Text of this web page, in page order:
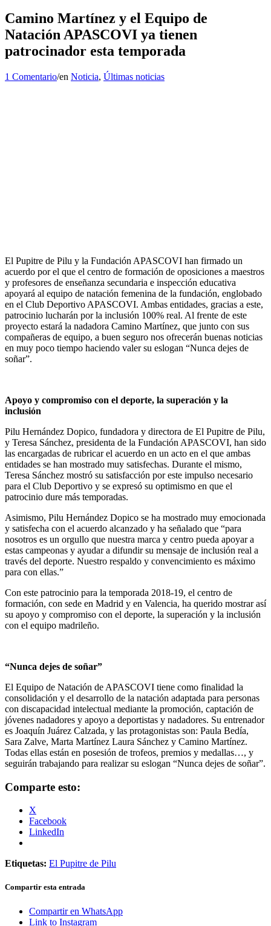
Camino Martínez y el Equipo de
Natación APASCOVI ya tienen
patrocinador esta temporada
1 Comentario/en Noticia, Últimas noticias
El Pupitre de Pilu y la Fundación APASCOVI han firmado un
acuerdo por el que el centro de formación de oposiciones a maestros
y profesores de enseñanza secundaria e inspección educativa
apoyará al equipo de natación femenina de la fundación, englobado
en el Club Deportivo APASCOVI. Ambas entidades, gracias a este,
patrocinio lucharán por la inclusión 100% real. Al frente de este
proyecto estará la nadadora Camino Martínez, que junto con sus
compañeras de equipo, a buen seguro nos ofrecerán buenas noticias
en muy poco tiempo haciendo valer su eslogan “Nunca dejes de
soñar”.
Apoyo y compromiso con el deporte, la superación y la
inclusión
Pilu Hernández Dopico, fundadora y directora de El Pupitre de Pilu,
y Teresa Sánchez, presidenta de la Fundación APASCOVI, han sido
las encargadas de rubricar el acuerdo en un acto en el que ambas
entidades se han mostrado muy satisfechas. Durante el mismo,
Teresa Sánchez mostró su satisfacción por este impulso necesario
para el Club Deportivo y se expresó su optimismo en que el
patrocinio dure más temporadas.
Asimismo, Pilu Hernández Dopico se ha mostrado muy emocionada
y satisfecha con el acuerdo alcanzado y ha señalado que “para
nosotros es un orgullo que nuestra marca y centro pueda apoyar a
estas campeonas y ayudar a difundir su mensaje de inclusión real a
través del deporte. Nuestro respaldo y convencimiento es máximo
para con ellas.”
Con este patrocinio para la temporada 2018-19, el centro de
formación, con sede en Madrid y en Valencia, ha querido mostrar así
su apoyo y compromiso con el deporte, la superación y la inclusión
con el equipo madrileño.
“Nunca dejes de soñar”
El Equipo de Natación de APASCOVI tiene como finalidad la
consolidación y el desarrollo de la natación adaptada para personas
con discapacidad intelectual mediante la promoción, captación de
jóvenes nadadores y apoyo a deportistas y nadadores. Su entrenador
es Joaquín Juárez Calzada, y las protagonistas son: Paula Bedía,
Sara Zalve, Marta Martínez Laura Sánchez y Camino Martínez.
Todas ellas están en posesión de trofeos, premios y medallas…, y
seguirán trabajando para realizar su eslogan “Nunca dejes de soñar”.
Comparte esto:
X
Facebook
LinkedIn
Etiquetas: El Pupitre de Pilu
Compartir esta entrada
Compartir en WhatsApp
Link to Instagram